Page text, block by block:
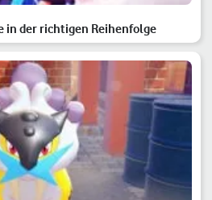
in der richtigen Reihenfolge